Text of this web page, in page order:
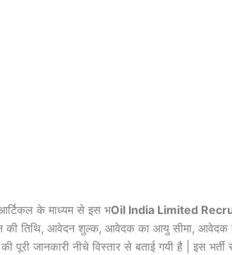
के माध्यम से इस भOil India Limited
की तिथि, आवेदन शुल्क, आवेदक का आयु सीमा, आवेदक
पूरी जानकारी नीचे विस्तार से बताई गयी है | इस